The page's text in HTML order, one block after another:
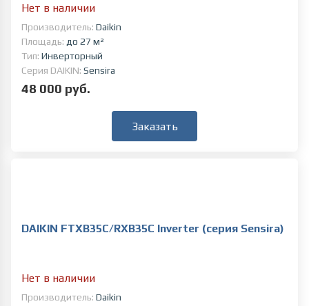
Нет в наличии
Производитель: Daikin
Площадь: до 27 м²
Тип: Инверторный
Серия DAIKIN: Sensira
48 000 руб.
Заказать
DAIKIN FTXB35C/RXB35C Inverter (серия Sensira)
Нет в наличии
Производитель: Daikin